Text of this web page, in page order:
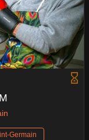
Germain